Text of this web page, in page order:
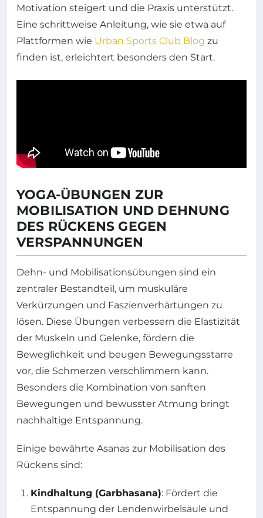
Motivation steigert und die Praxis unterstützt.
Eine schrittweise Anleitung, wie sie etwa auf
Plattformen wie Urban Sports Club Blog zu
finden ist, erleichtert besonders den Start.
YOGA-ÜBUNGEN ZUR
MOBILISATION UND DEHNUNG
DES RÜCKENS GEGEN
VERSPANNUNGEN
Dehn- und Mobilisationsübungen sind ein
zentraler Bestandteil, um muskuläre
Verkürzungen und Faszienverhärtungen zu
lösen. Diese Übungen verbessern die Elastizität
der Muskeln und Gelenke, fördern die
Beweglichkeit und beugen Bewegungsstarre
vor, die Schmerzen verschlimmern kann.
Besonders die Kombination von sanften
Bewegungen und bewusster Atmung bringt
nachhaltige Entspannung.
Einige bewährte Asanas zur Mobilisation des
Rückens sind:
Kindhaltung (Garbhasana): Fördert die
Entspannung der Lendenwirbelsäule und